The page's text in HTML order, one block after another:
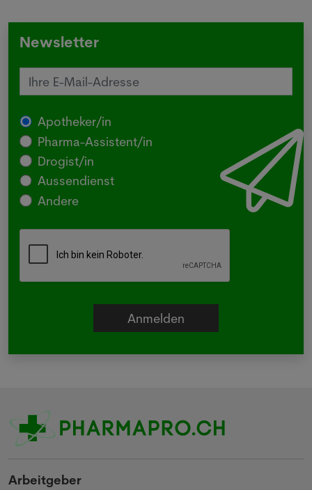
Newsletter
Apotheker/in
Pharma-Assistent/in
Drogist/in
Aussendienst
Andere
Arbeitgeber